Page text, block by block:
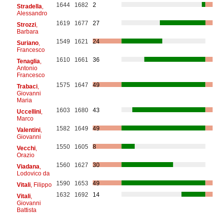
Stradella
Alessandro
1644 1682 2
Strozzi,
Barbara
1619 1677 27
Suriano,
Francesco
1549 1621 24
Tenaglia
Antonio
Francesco
1610 1661 36
Trabaci,
Giovanni
Maria
1575 1647 49
Uccellini,
Marco
1603 1680 43
Valentini,
Giovanni
1582 1649 49
Vecchi,
Orazio
1550 1605 8
Viadana
Lodovico da
1560 1627 30
Vitali, Filippo 1590 1653
49
Vitali,
Giovanni
Battista
1632 1692 14